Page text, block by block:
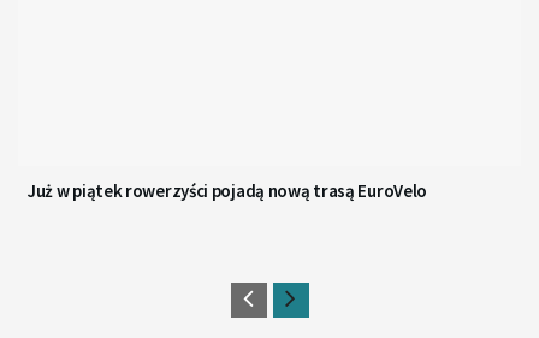
Już w piątek rowerzyści pojadą nową trasą EuroVelo